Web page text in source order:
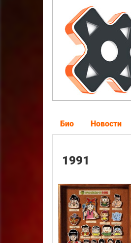
Био Новости
1991